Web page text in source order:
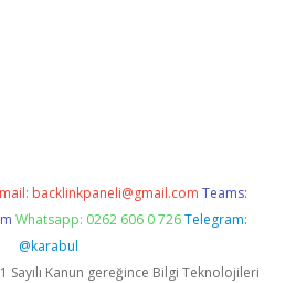
backlinkpaneli@gmail.com Teams:
Whatsapp: 0262 606 0 726 Telegram:
@karabul
Sayılı Kanun gereğince Bilgi Teknolojileri